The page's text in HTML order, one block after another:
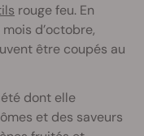
rouge feu. En
d’octobre,
être coupés au
dont elle
et des saveurs